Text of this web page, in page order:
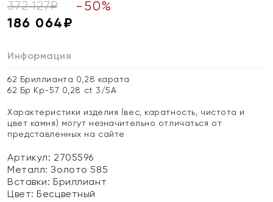
372 127₽ - 50%
186 064₽
Информация
62 Бриллианта 0,28 карата
62 Бр Кр-57 0,28 ct 3/5А
Характеристики изделия (вес, каратность, чистота и
цвет камня) могут незначительно отличаться от
представленных на сайте
Артикул: 2705596
Металл:Золото 585
Вставки:Бриллиант
Цвет:Бесцветный